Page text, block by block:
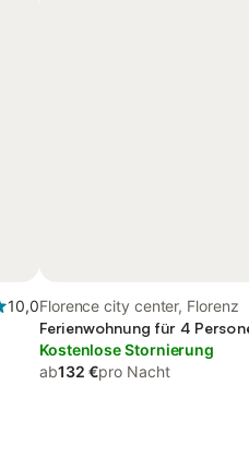
10,0Florence city center, Florenz
Ferienwohnung für 4
Kostenlose Stornierung
ab132 €pro Nacht